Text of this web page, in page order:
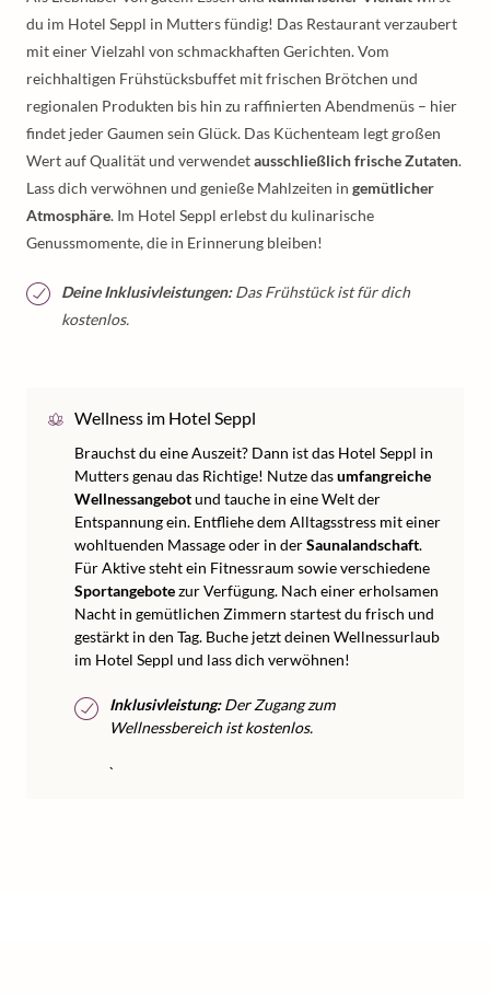
du im Hotel Seppl in Mutters fündig! Das Restaurant verzaubert
mit einer Vielzahl von schmackhaften Gerichten. Vom
reichhaltigen Frühstücksbuffet mit frischen Brötchen und
regionalen Produkten bis hin zu raffinierten Abendmenüs – hier
findet jeder Gaumen sein Glück. Das Küchenteam legt großen
Wert auf Qualität und verwendetausschließlich frische Zutaten.
Lass dich verwöhnen und genieße Mahlzeiten in gemütlicher
Atmosphäre. Im Hotel Seppl erlebst du kulinarische
Genussmomente, die in Erinnerung bleiben!
Deine Inklusivleistungen:Das Frühstück ist für dich
kostenlos.
Wellness im Hotel Seppl
Brauchst du eine Auszeit? Dann ist das Hotel Seppl in
Mutters genau das Richtige! Nutze dasumfangreiche
Wellnessangebotund tauche in eine Welt der
Entspannung ein. Entfliehe dem Alltagsstress mit einer
wohltuenden Massage oder in derSaunalandschaft.
Für Aktive steht ein Fitnessraum sowie verschiedene
Sportangebotezur Verfügung. Nach einer erholsamen
Nacht in gemütlichen Zimmern startest du frisch und
gestärkt in den Tag. Buche jetzt deinen Wellnessurlaub
im Hotel Seppl und lass dich verwöhnen!
Inklusivleistung:Der Zugang zum
Wellnessbereich ist kostenlos.
`